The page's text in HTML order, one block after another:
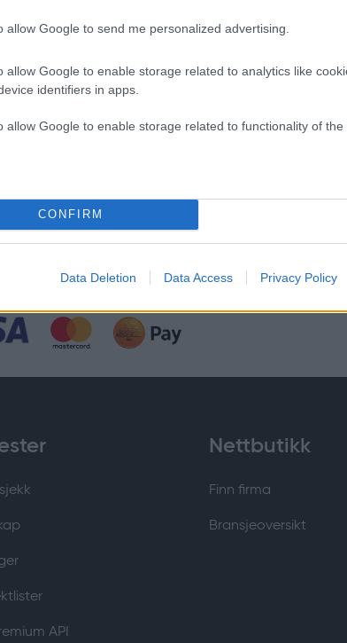
allow Google to send me personalized advertising.
allow Google to enable storage related to analytics like
identifiers in apps.
allow Google to enable storage related to functionality of the
CONFIRM
Data Deletion Data Access Privacy Policy
Gyldig
Statens Vegvesen.
NOK 115,00
API
Nettbutikk
Finn firma
Bransjeoversikt